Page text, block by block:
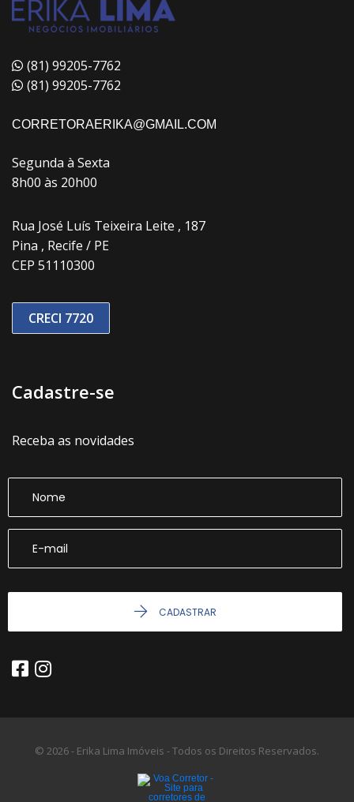
(81) 99205-7762
(81) 99205-7762
CORRETORAERIKA@GMAIL.COM
Segunda à Sexta
8h00 às 20h00
Rua José Luís Teixeira Leite , 187
Pina , Recife / PE
CEP 51110300
CRECI 7720
Cadastre-se
Receba as novidades
CADASTRAR
© 2026 - Erika Lima Imóveis - Todos os Direitos Reservados.